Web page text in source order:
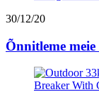
30/12/20
Õnnitleme